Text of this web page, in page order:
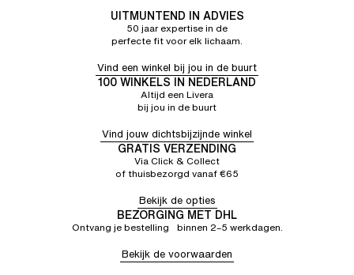
UITMUNTEND IN ADVIES
50 jaar expertise in de
perfecte fit voor elk lichaam.
Vind een winkel bij jou in de buurt
100 WINKELS IN NEDERLAND
Altijd een Livera
bij jou in de buurt
Vind jouw dichtsbijzijnde winkel
GRATIS VERZENDING
Via Click & Collect
of thuisbezorgd vanaf €65
Bekijk de opties
BEZORGING MET DHL
Ontvang je bestelling binnen 2–5 werkdagen.
Bekijk de voorwaarden